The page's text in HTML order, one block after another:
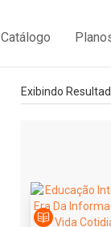
Catálogo
Exibindo